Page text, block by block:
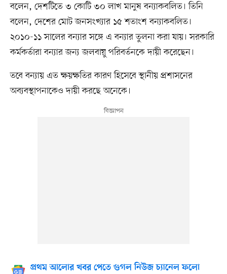
বলেন, দেশটিতে ৩ কোটি ৩০ লাখ মানুষ বন্যাকবলিত। তিনি
বলেন, দেশের মোট জনসংখ্যার ১৫ শতাংশ বন্যাকবলিত।
২০১০-১১ সালের বন্যার সঙ্গে এ বন্যার তুলনা করা যায়। সরকারি
কর্মকর্তারা বন্যার জন্য জলবায়ু পরিবর্তনকে দায়ী করেছেন।
তবে বন্যায় এত ক্ষয়ক্ষতির কারণ হিসেবে স্থানীয় প্রশাসনের
অব্যবস্থাপনাকেও দায়ী করছে অনেকে।
প্রথম আলোর খবর পেতে গুগল নিউজ চ্যানেল ফলো